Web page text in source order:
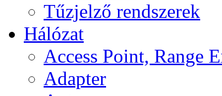
Tűzjelző rendszerek
Hálózat
Access Point, Range
Adapter